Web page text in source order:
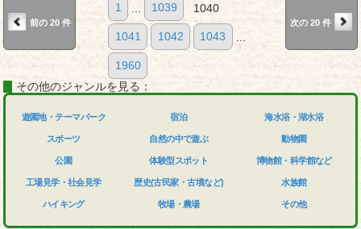
前の 20 件
1 1039 1040
1041 1042 1043
1960
次の 20 件
その他のジャンルを見る：
遊園地・テーマパーク
スポーツ
公園
工場見学・社会見学
ハイキング
宿泊
自然の中で遊ぶ
体験型スポット
歴史(古民家・古墳など)
牧場・農場
海水浴・湖水浴
動物園
博物館・科学館など
水族館
その他